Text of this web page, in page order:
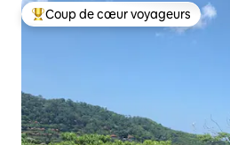
Coups de cœur voyageurs les
Coup de cœur voyageurs